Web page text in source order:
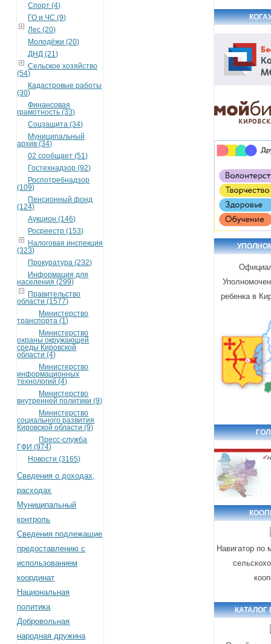
Спорт (4)
ГО и ЧС (9)
Лес (20)
Молодёжи (20)
ДНД (21)
Сельское хозяйство
(54)
Кадастровые работы
(30)
Финансовая
грамотность (33)
Соцзащита (34)
Муниципальный
архив (34)
02 сообщает (51)
Гостехнадзор (92)
Роспотребнадзор
(109)
Пенсионный фонд
(124)
Аукцион (146)
Росреестр (153)
Налоговая инспекция
(323)
Прокуратура (232)
Информация для
населения (299)
Правительство
области (1577)
Министерство
транспорта (1)
Министерство
охраны окружающей
среды Кировской
области (4)
Министерство
информационных
технологий (4)
Министерство
внутренней политики (9)
Министерство
социального развития
Кировской области (9)
Пресс-служба
ГФИ (974)
Новости (3165)
Сведения о доходах,
расходах
Муниципальный
контроль
Сведения подлежащие
предоставлению с
использованием
координат
Национальная
политика
Добровольная
народная дружина
ребенка в
Навигатор по
КАТАЛОГ